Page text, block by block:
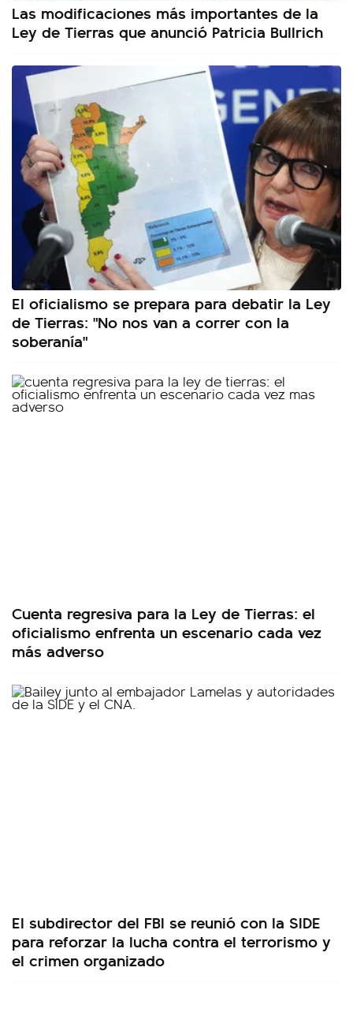
Las modificaciones más importantes de la
Ley de Tierras que anunció Patricia Bullrich
El oficialismo se prepara para debatir la Ley
de Tierras: "No nos van a correr con la
soberanía"
Cuenta regresiva para la Ley de Tierras: el
oficialismo enfrenta un escenario cada vez
más adverso
El subdirector del FBI se reunió con la SIDE
para reforzar la lucha contra el terrorismo y
el crimen organizado